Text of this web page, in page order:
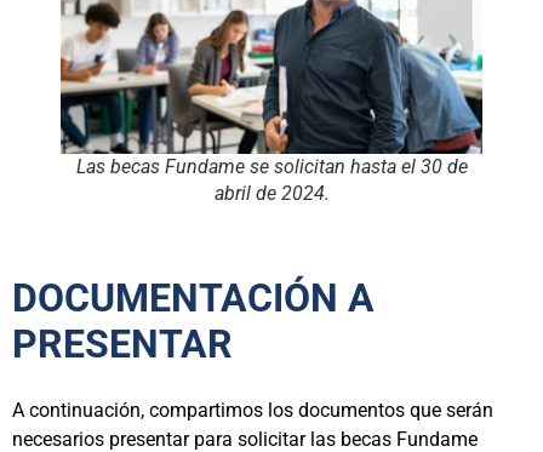
Las becas Fundame se solicitan hasta el 30 de
abril de 2024.
DOCUMENTACIÓN A
PRESENTAR
A continuación, compartimos los documentos que serán
necesarios presentar para solicitar las becas Fundame